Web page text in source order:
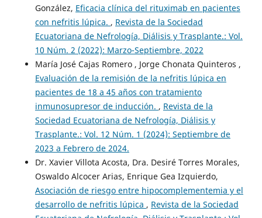
González, Eficacia clínica del rituximab en pacientes
con nefritis lúpica. , Revista de la Sociedad
Ecuatoriana de Nefrología, Diálisis y Trasplante.: Vol.
10 Núm. 2 (2022): Marzo-Septiembre, 2022
María José Cajas Romero , Jorge Chonata Quinteros ,
Evaluación de la remisión de la nefritis lúpica en
pacientes de 18 a 45 años con tratamiento
inmunosupresor de inducción. , Revista de la
Sociedad Ecuatoriana de Nefrología, Diálisis y
Trasplante.: Vol. 12 Núm. 1 (2024): Septiembre de
2023 a Febrero de 2024.
Dr. Xavier Villota Acosta, Dra. Desiré Torres Morales,
Oswaldo Alcocer Arias, Enrique Gea Izquierdo,
Asociación de riesgo entre hipocomplementemia y el
desarrollo de nefritis lúpica , Revista de la Sociedad